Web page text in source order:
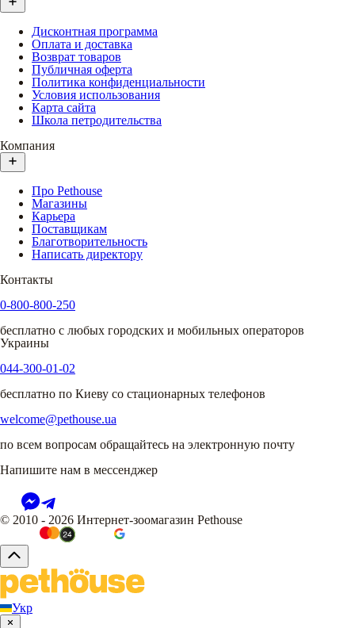
Дисконтная программа
Оплата и доставка
Возврат товаров
Публичная оферта
Политика конфиденциальности
Условия использования
Карта сайта
Школа петродительства
Компания
Про Pethouse
Магазины
Карьера
Поставщикам
Благотворительность
Написать директору
Контакты
0-800-800-250
бесплатно с любых городских и мобильных операторов
Украины
044-300-01-02
бесплатно по Киеву со стационарных телефонов
welcome@pethouse.ua
по всем вопросам обращайтесь на электронную почту
Напишите нам в мессенджер
© 2010 - 2026 Интернет-зоомагазин Pethouse
Укр